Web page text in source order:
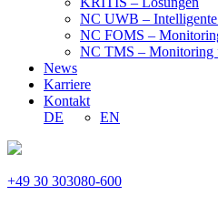
NC UWB –
NC FOMS –
NC TMS –
News
Karriere
Kontakt
DE
EN
+49 30 303080-600